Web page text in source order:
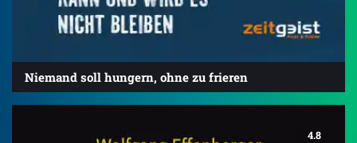
Niemand soll hungern, ohne zu frieren
4.8